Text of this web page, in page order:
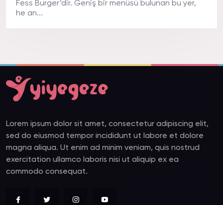
Fess Burger’dir. Geniş bir menüsü bulunan bu yer,
he an...
Lorem ipsum dolor sit amet, consectetur adipiscing elit,
sed do eiusmod tempor incididunt ut labore et dolore
magna aliqua. Ut enim ad minim veniam, quis nostrud
exercitation ullamco laboris nisi ut aliquip ex ea
commodo consequat.